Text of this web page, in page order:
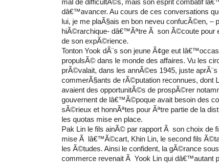
mal de difficultÃ©s, mais son esprit combatif
dâ€™avancer. Au cours de ces conversations
lui, je me plaÃ§ais en bon neveu confucÃ©en, –
hiÃ©rarchique- dâ€™Ãªtre Ã son Ã©coute pour
de son expÃ©rience.
Tonton Yook dÃ¨s son jeune Ã¢ge eut
propulsÃ© dans le monde des affaires. Vu les
prÃ©valait, dans les annÃ©es 1945, juste
commerÃ§ants de rÃ©putation reconnues, dont
avaient des opportunitÃ©s de prospÃ©rer
gouvernent de lâ€™Ã©poque avait besoin des
sÃ©rieux et honnÃªtes pour Ãªtre partie de la
les quotas mise en place.
Pak Lin le fils ainÃ© par rapport Ã son choix de
mise Ã lâ€™Ã©cart, Khin Lin, le second fils
les Ã©tudes. Ainsi le confident, la gÃ©rance
commerce revenait Ã Yook Lin qui dâ€™autant